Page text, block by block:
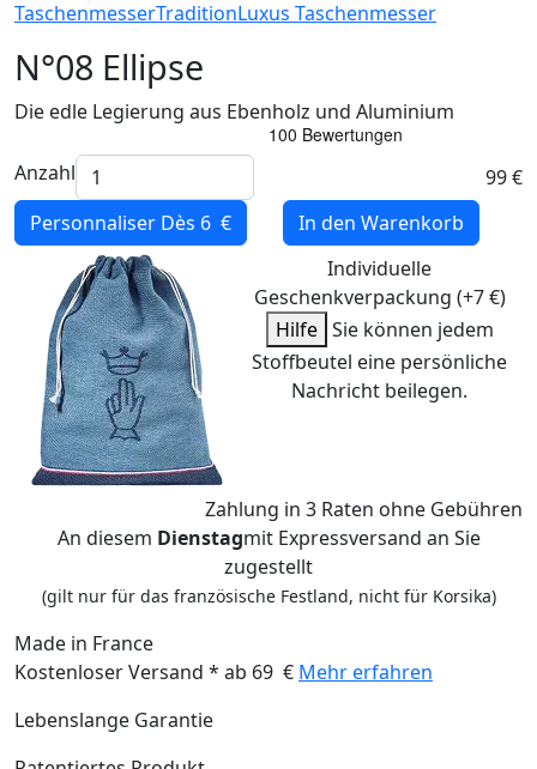
TaschenmesserTraditionLuxus Taschenmesser
N°08 Ellipse
Die edle Legierung aus Ebenholz und Aluminium
Anzahl
99 €
Personnaliser Dès 6 €
In den Warenkorb
Individuelle
Geschenkverpackung (+7 €)
Hilfe Sie können jedem
Stoffbeutel eine persönliche
Nachricht beilegen.
Zahlung in 3 Raten ohne Gebühren
An diesem Dienstagmit Expressversand an Sie
zugestellt
(gilt nur für das französische Festland, nicht für Korsika)
Made in France
Kostenloser Versand * ab 69 € Mehr erfahren
Lebenslange Garantie